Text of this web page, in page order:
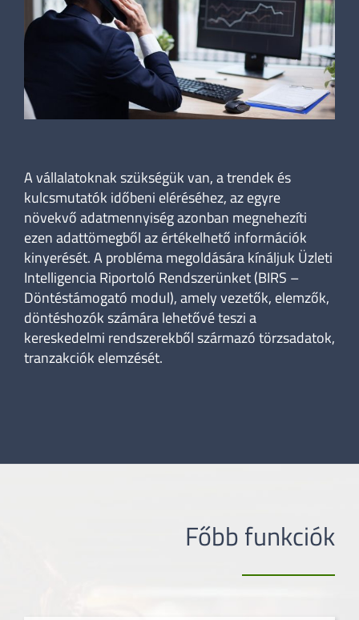
A vállalatoknak szükségük van, a trendek és
kulcsmutatók időbeni eléréséhez, az egyre
növekvő adatmennyiség azonban megnehezíti
ezen adattömegből az értékelhető információk
kinyerését. A probléma megoldására kínáljuk Üzleti
Intelligencia Riportoló Rendszerünket (BIRS –
Döntéstámogató modul), amely vezetők, elemzők,
döntéshozók számára lehetővé teszi a
kereskedelmi rendszerekből származó törzsadatok,
tranzakciók elemzését.
Főbb funkciók